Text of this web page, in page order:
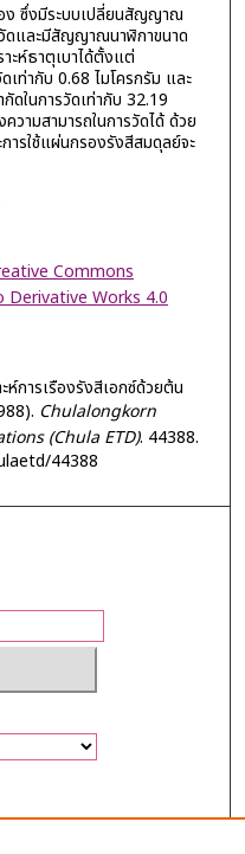
ง ซึ่งมีระบบเปลี่ยนสัญญาณ
ดและมีสัญญาณนาฬิกาขนาด
ะห์ธาตุเบาได้ตั้งแต่
เท่ากับ 0.68 ไมโครกรัม และ
ดในการวัดเท่ากับ 32.19
วามสามารถในการวัดได้ ด้วย
ารใช้แผ่นกรองรังสีสมดุลย์จะ
Commons
Works 4.0
ห์การเรืองรังสีเอกซ์ด้วยต้น
Chulalongkorn
(Chula ETD). 44388.
44388